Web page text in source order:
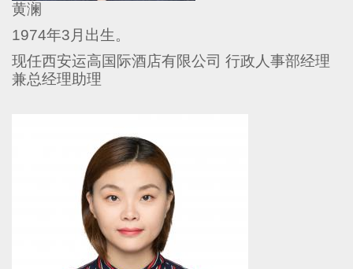
黄澜
1974年3 月出生。
现任西安运高国际酒店有限公司 行政人事部经理
兼总经理助理